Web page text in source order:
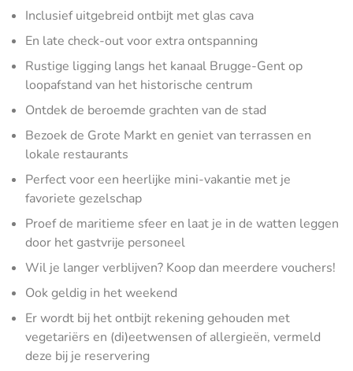
Inclusief uitgebreid ontbijt met glas cava
En late check-out voor extra ontspanning
Rustige ligging langs het kanaal Brugge-Gent op
loopafstand van het historische centrum
Ontdek de beroemde grachten van de stad
Bezoek de Grote Markt en geniet van terrassen en
lokale restaurants
Perfect voor een heerlijke mini-vakantie met je
favoriete gezelschap
Proef de maritieme sfeer en laat je in de watten leggen
door het gastvrije personeel
Wil je langer verblijven? Koop dan meerdere vouchers!
Ook geldig in het weekend
Er wordt bij het ontbijt rekening gehouden met
vegetariërs en (di)eetwensen of allergieën, vermeld
deze bij je reservering